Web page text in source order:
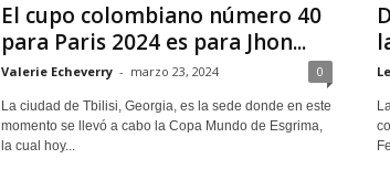
El cupo colombiano número 40
para Paris 2024 es para Jhon...
Valerie Echeverry - marzo 23, 2024 0
La ciudad de Tbilisi, Georgia, es la sede donde en este
momento se llevó a cabo la Copa Mundo de Esgrima,
la cual hoy...